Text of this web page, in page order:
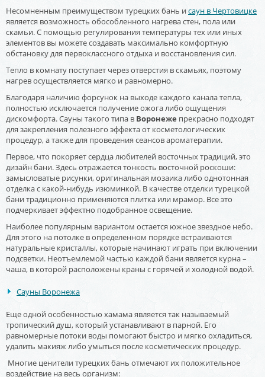
Несомненным преимуществом турецких бань исаун в Чертовицке
является возможность обособленного нагрева стен, пола или
скамьи. С помощью регулирования температуры тех или иных
элементов вы можете создавать максимально комфортную
обстановку для первоклассного отдыха и восстановления сил.
Тепло в комнату поступает через отверстия в скамьях, поэтому
нагрев осуществляется мягко и равномерно.
Благодаря наличию форсунок на выходе каждого канала тепла,
полностью исключается получение ожога либо ощущения
дискомфорта. Сауны такого типа в Воронеже прекрасно подходят
для закрепления полезного эффекта от косметологических
процедур, а также для проведения сеансов ароматерапии.
Первое, что покоряет сердца любителей восточных традиций, это
дизайн бани. Здесь отражается тонкость восточной роскоши:
замысловатые рисунки, оригинальная мозаика либо однотонная
отделка с какой-нибудь изюминкой. В качестве отделки турецкой
бани традиционно применяются плитка или мрамор. Все это
подчеркивает эффектно подобранное освещение.
Наиболее популярным вариантом остается южное звездное небо.
Для этого на потолке в определенном порядке встраиваются
натуральные кристаллы, которые начинают играть при включении
подсветки. Неотъемлемой частью каждой бани является курна –
чаша, в которой расположены краны с горячей и холодной водой.
Сауны Воронежа
Еще одной особенностью хамама является так называемый
тропический душ, который устанавливают в парной. Его
равномерные потоки воды помогают быстро и мягко охладиться,
удалить макияж либо умыться после косметических процедур.
Многие ценители турецких бань отмечают их положительное
воздействие на весь организм: